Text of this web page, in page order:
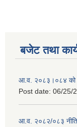
बजेट तथा
आ.व. २०८३।०८४ को
Post date: 06/25/
आ.व. २०८२/०८३